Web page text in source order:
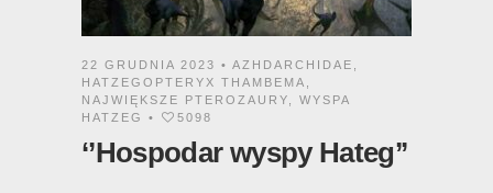
22 GRUDNIA 2023 • AZHDARCHIDAE
HATZEGOPTERYX THAMBEMA
NAJWIĘKSZE PTEROZAURY
WYSPA
HATZEG
• 5098
‘’Hospodar wyspy Hateg’’